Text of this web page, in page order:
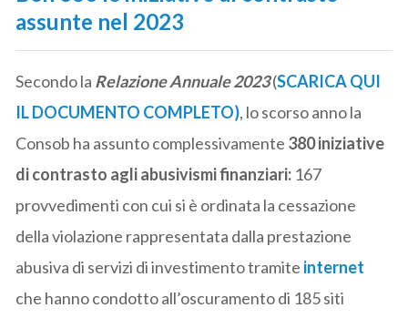
assunte nel 2023
Secondo la Relazione Annuale 2023(SCARICA QUI
IL DOCUMENTO COMPLETO), lo scorso anno la
Consob ha assunto complessivamente 380 iniziative
di contrasto agli abusivismi finanziari: 167
provvedimenti con cui si è ordinata la cessazione
della violazione rappresentata dalla prestazione
abusiva di servizi di investimento tramite internet
che hanno condotto all’oscuramento di 185 siti